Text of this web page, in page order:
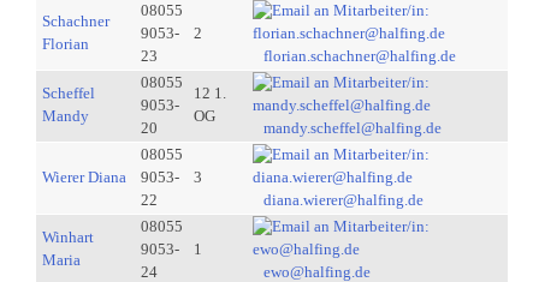
Schachner
Florian
08055
9053-
23
2
florian.schachner@halfing.de
Scheffel
Mandy
08055
9053-
20
12 1.
OG
mandy.scheffel@halfing.de
Wierer Diana
08055
9053-
22
3
diana.wierer@halfing.de
Winhart
Maria
08055
9053-
24
1
ewo@halfing.de